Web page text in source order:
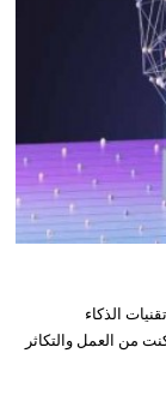
الذكاء
من العمل والتكاثر